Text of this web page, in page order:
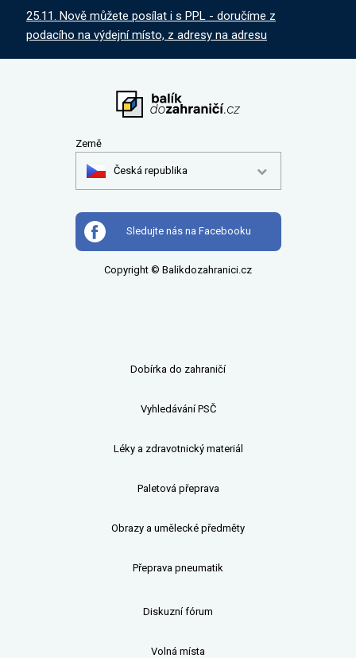
25.11. Nově můžete posílat i s PPL - doručíme z
podacího na výdejní místo, z adresy na adresu
Země
Česká republika
Sledujte nás na Facebooku
Copyright © Balikdozahranici.cz
Dobírka do zahraničí
Vyhledávání PSČ
Léky a zdravotnický materiál
Paletová přeprava
Obrazy a umělecké předměty
Přeprava pneumatik
Diskuzní fórum
Volná místa